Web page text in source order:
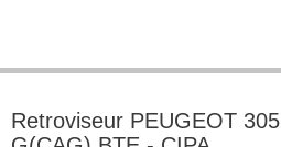
Retroviseur PEUGEOT 305